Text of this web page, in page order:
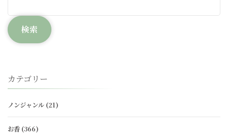
検索
カテゴリー
ノンジャンル (21)
お香 (366)